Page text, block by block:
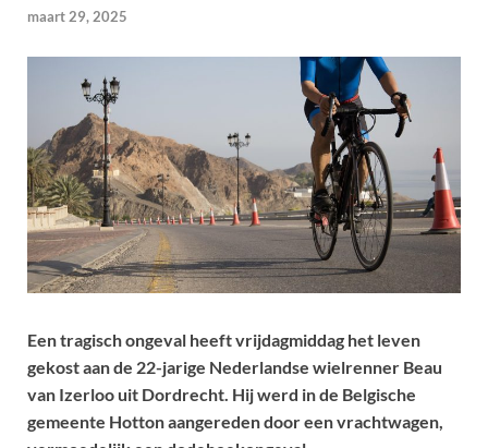
maart 29, 2025
Een tragisch ongeval heeft vrijdagmiddag het leven
gekost aan de 22-jarige Nederlandse wielrenner Beau
van Izerloo uit Dordrecht. Hij werd in de Belgische
gemeente Hotton aangereden door een vrachtwagen,